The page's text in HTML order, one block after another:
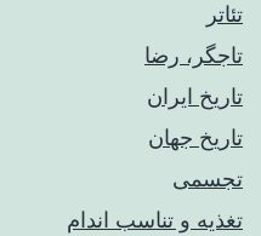
تئاتر
تاجگر، رضا
تاریخ ایران
تاریخ جهان
تجسمی
تغذیه و تناسب اندام